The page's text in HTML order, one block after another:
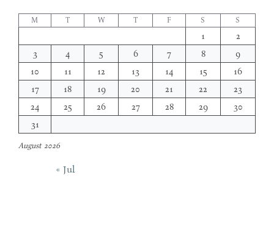
August 2026
M T W T F S S
1
2
3
4 5 6 7 8
9
10
11 12 13 14 15
16
17
18 19 20 21 22
23
24
25 26 27 28 29
30
31
« Jul